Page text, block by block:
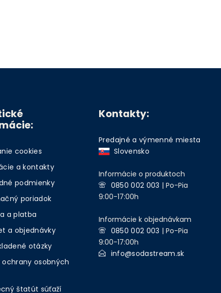
cookies
a kontakty
podmienky
poriadok
a platba
a objednávky
otázky
ochrany osobných
štatút súťaží
Kontakty:
Predajné a výmenné miesta
Slovensko
Informácie o produktoch
0850 002 003 | Po-Pia
9:00-17:00h
Informácie k objednávkam
0850 002 003 | Po-Pia
9:00-17:00h
info@sodastream.sk